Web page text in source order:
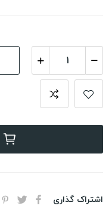
اشتراک گذاری